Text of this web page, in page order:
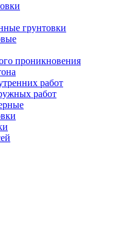
грунтовки
проникновения
работ
работ